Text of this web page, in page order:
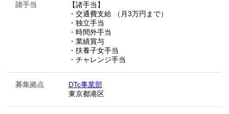
諸手当
【諸手当】
・交通費支給 （月3万円まで）
・独立手当
・時間外手当
・業績賞与
・扶養子女手当
・チャレンジ手当
募集拠点
DTc事業部
東京都港区